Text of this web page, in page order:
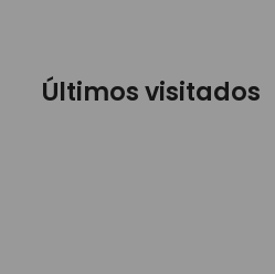
Últimos visitados